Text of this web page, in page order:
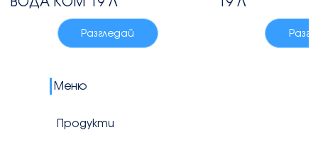
Разгледай
Меню
Продукти